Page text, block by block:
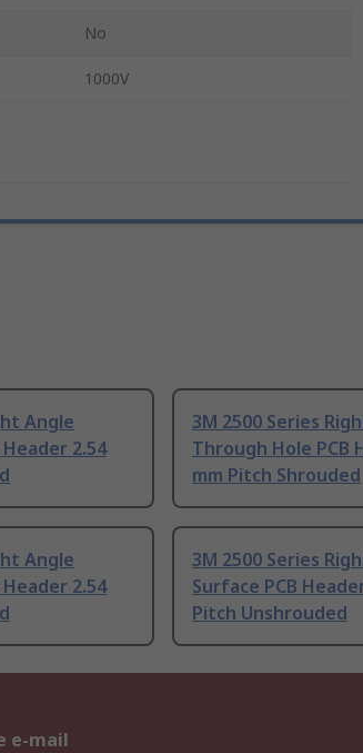
No
1000V
Angle
2.54
3M 2500 Series
Through Hole PCB
mm Pitch Shrouded
Angle
2.54
3M 2500 Series
Surface PCB
Pitch Unshrouded
e-mail